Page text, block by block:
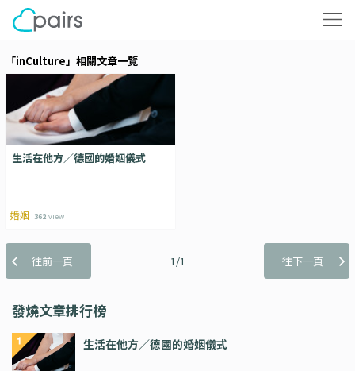
「inCulture」相關文章一覽
生活在他方／德國的婚姻儀式
婚姻 362 view
1/1
往前一頁 往下一頁
發燒文章排行榜
生活在他方／德國的婚姻儀式